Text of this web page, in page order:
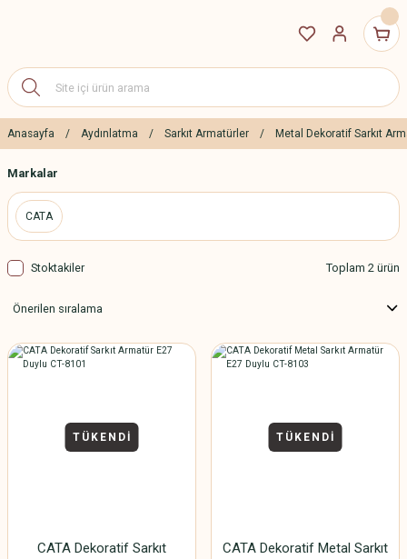
Anasayfa Aydınlatma Sarkıt Armatürler Metal Dekoratif Sarkıt
Markalar
CATA
Stoktakiler Toplam 2 ürün
TÜKENDİ
CATA Dekoratif Sarkıt
TÜKENDİ
CATA Dekoratif Metal Sarkıt